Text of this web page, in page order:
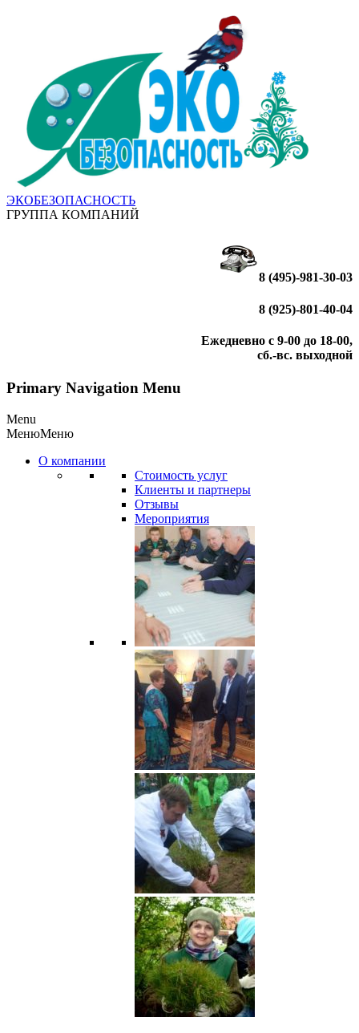
ЭКОБЕЗОПАСНОСТЬ
ГРУППА КОМПАНИЙ
8 (495)-981-30-03
8 (925)-801-40-04
Ежедневно с 9-00 до 18-00,
сб.-вс. выходной
Primary Navigation Menu
Menu
МенюМеню
О компании
Стоимость услуг
Клиенты и партнеры
Отзывы
Мероприятия